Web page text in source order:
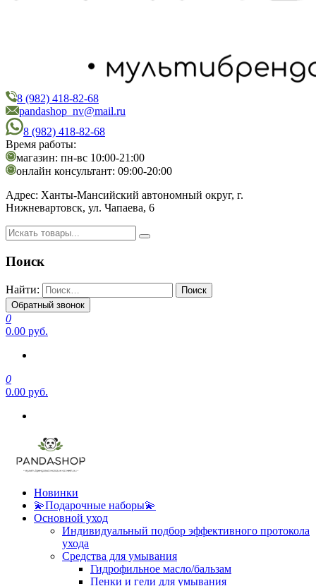
PandaShop
Интернет-магазин косметики
8 (982) 418-82-68
pandashop_nv@mail.ru
8 (982) 418-82-68
Время работы:
магазин: пн-вс 10:00-21:00
онлайн консультант: 09:00-20:00
Адрес: Ханты-Мансийский автономный округ, г.
Нижневартовск, ул. Чапаева, 6
Поиск
Найти:
Обратный звонок
0
0.00 руб.
0
0.00 руб.
Новинки
💫Подарочные наборы💫
Основной уход
Индивидуальный подбор эффективного протокола
ухода
Средства для умывания
Гидрофильное масло/бальзам
Пенки и гели для умывания